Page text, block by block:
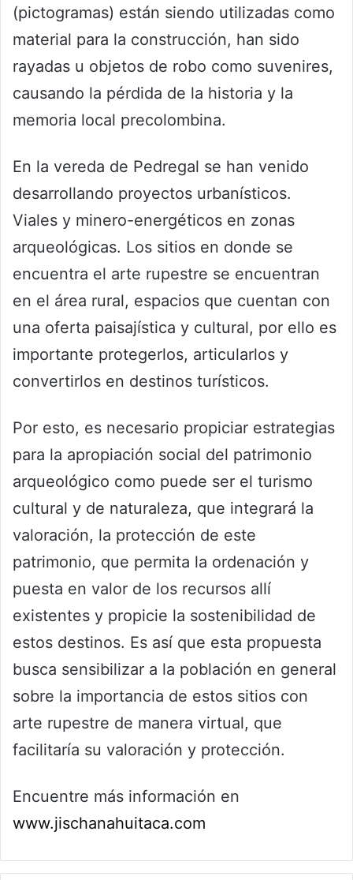
(pictogramas) están siendo utilizadas como
material para la construcción, han sido
rayadas u objetos de robo como suvenires,
causando la pérdida de la historia y la
memoria local precolombina.
En la vereda de Pedregal se han venido
desarrollando proyectos urbanísticos.
Viales y minero-energéticos en zonas
arqueológicas. Los sitios en donde se
encuentra el arte rupestre se encuentran
en el área rural, espacios que cuentan con
una oferta paisajística y cultural, por ello es
importante protegerlos, articularlos y
convertirlos en destinos turísticos.
Por esto, es necesario propiciar estrategias
para la apropiación social del patrimonio
arqueológico como puede ser el turismo
cultural y de naturaleza, que integrará la
valoración, la protección de este
patrimonio, que permita la ordenación y
puesta en valor de los recursos allí
existentes y propicie la sostenibilidad de
estos destinos. Es así que esta propuesta
busca sensibilizar a la población en general
sobre la importancia de estos sitios con
arte rupestre de manera virtual, que
facilitaría su valoración y protección.
Encuentre más información en
www.jischanahuitaca.com